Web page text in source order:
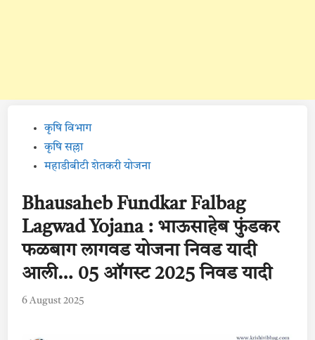
Postedकृषि विभाग
कृषि सल्ला
महाडीबीटी शेतकरी योजना
Bhausaheb Fundkar Falbag
Lagwad Yojana : भाऊसाहेब फुंडकर
फळबाग लागवड योजना निवड यादी
आली… 05 ऑगस्ट 2025 निवड यादी
6 August 2025